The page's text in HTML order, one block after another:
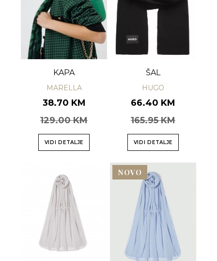
KAPA
MARELLA
38.70 KM
129.00 KM
VIDI DETALJE
ŠAL
HUGO
66.40 KM
165.95 KM
VIDI DETALJE
NOVO